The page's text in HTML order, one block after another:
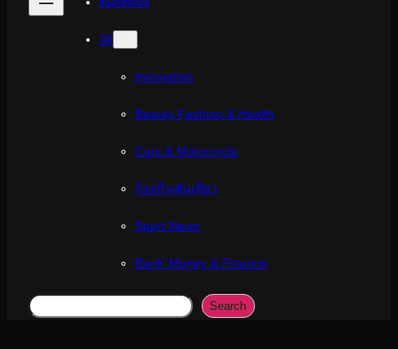
All
Innovation
Beauty Fashion & Health
Cars & Motorcycle
ร้อยกินพันเที่ยว
Sport News
ฺBanK Money & Finance
Search Search